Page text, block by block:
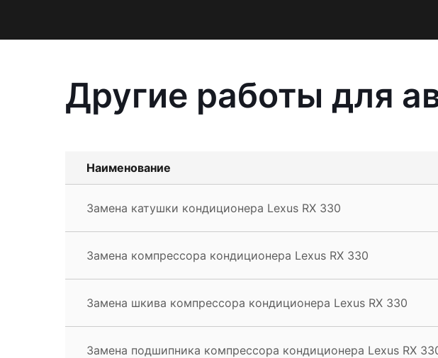
Другие работы для
Наименование
Замена катушки кондиционера Lexus RX 330
Замена компрессора кондиционера Lexus RX 330
Замена шкива компрессора кондиционера Lexus RX 330
Замена подшипника компрессора кондиционера Lexus RX